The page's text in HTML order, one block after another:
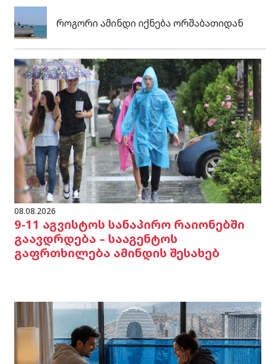
როგორი ამინდი იქნება ორშაბათიდან
08.08.2026
9-11 აგვისტოს სანაპირო რაიონებში
გაავდრდება – სააგენტოს
გაფრთხილება ამინდის შესახებ